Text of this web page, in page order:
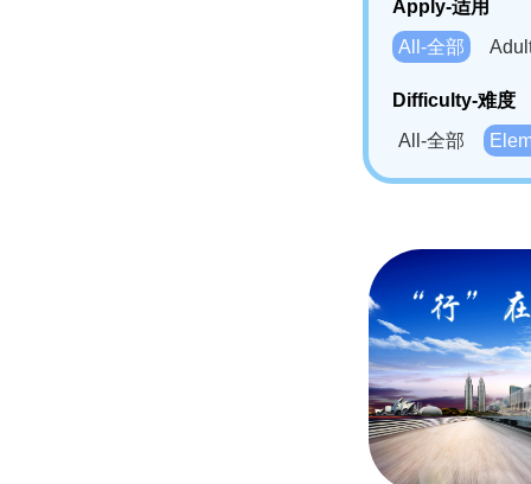
Apply-适用
All-全部
Difficulty-难度
All-全部